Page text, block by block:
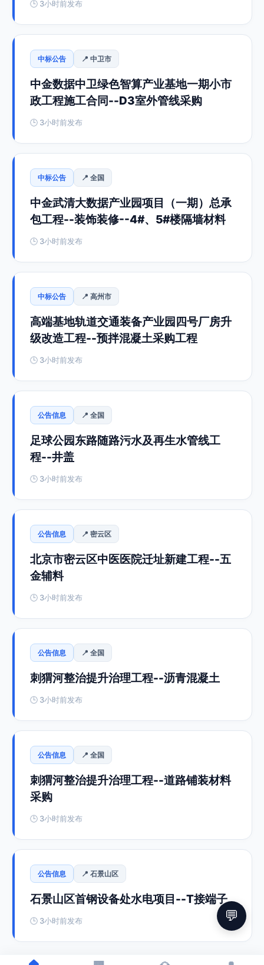
🕒 3小时前发布
中标公告 📍 中卫市
中金数据中卫绿色智算产业基地一期小市
政工程施工合同--D3室外管线采购
🕒 3小时前发布
中标公告 📍 全国
中金武清大数据产业园项目（一期）总承
包工程--装饰装修--4#、5#楼隔墙材料
🕒 3小时前发布
中标公告 📍 高州市
高端基地轨道交通装备产业园四号厂房升
级改造工程--预拌混凝土采购工程
🕒 3小时前发布
公告信息 📍 全国
足球公园东路随路污水及再生水管线工
程--井盖
🕒 3小时前发布
公告信息 📍 密云区
北京市密云区中医医院迁址新建工程--五
金辅料
🕒 3小时前发布
公告信息 📍 全国
刺猬河整治提升治理工程--沥青混凝土
🕒 3小时前发布
公告信息 📍 全国
刺猬河整治提升治理工程--道路铺装材料
采购
🕒 3小时前发布
公告信息 📍 石景山区
石景山区首钢设备处水电项目--T接端子
🕒 3小时前发布 💬